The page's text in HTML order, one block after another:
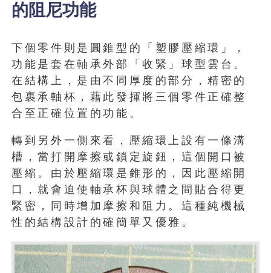
的阻尼功能
下個零件則是圓錐型的「塑膠壓縮環」，
功能是套在軸承外部「收緊」球型雲台。
在結構上，是由不同厚度的部分，精密的
包裹承軸杯，藉此發揮將三個零件正確整
合至正確位置的功能。
轉到另外一側來看，壓縮環上設有一條溝
槽，當打開摩擦或鎖定旋鈕，這個開口被
壓縮。由於壓縮環是錐形的，因此壓縮開
口，就會迫使軸承杯與球體之間貼合得更
緊密，同時增加摩擦和阻力。這種純機械
性的結構設計的確簡單又優雅。